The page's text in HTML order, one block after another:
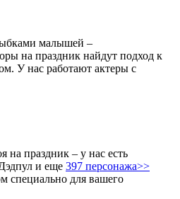
малышей –
на праздник найдут подход к
У нас работают актеры с
на праздник – у нас есть
и еще 397 персонажа>>
специально для вашего